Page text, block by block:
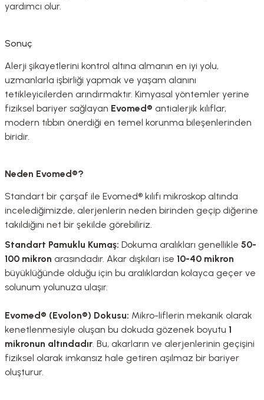
yardımcı olur.
Sonuç
Alerji şikayetlerini kontrol altına almanın en iyi yolu,
uzmanlarla işbirliği yapmak ve yaşam alanını
tetikleyicilerden arındırmaktır. Kimyasal yöntemler yerine
fiziksel bariyer sağlayan Evomed® antialerjik kılıflar,
modern tıbbın önerdiği en temel korunma bileşenlerinden
biridir.
Neden Evomed®?
Standart bir çarşaf ile Evomed® kılıfı mikroskop altında
incelediğimizde, alerjenlerin neden birinden geçip diğerine
takıldığını net bir şekilde görebiliriz.
Standart Pamuklu Kumaş: Dokuma aralıkları genellikle 50-
100 mikron arasındadır. Akar dışkıları ise 10-40 mikron
büyüklüğünde olduğu için bu aralıklardan kolayca geçer ve
solunum yolunuza ulaşır.
Evomed® (Evolon®) Dokusu: Mikro-liflerin mekanik olarak
kenetlenmesiyle oluşan bu dokuda gözenek boyutu 1
mikronun altındadır. Bu, akarların ve alerjenlerinin geçişini
fiziksel olarak imkansız hale getiren aşılmaz bir bariyer
oluşturur.